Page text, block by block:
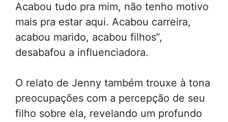
Acabou tudo pra mim, não tenho motivo
mais pra estar aqui. Acabou carreira,
acabou marido, acabou filhos”,
desabafou a influenciadora.
O relato de Jenny também trouxe à tona
preocupações com a percepção de seu
filho sobre ela, revelando um profundo